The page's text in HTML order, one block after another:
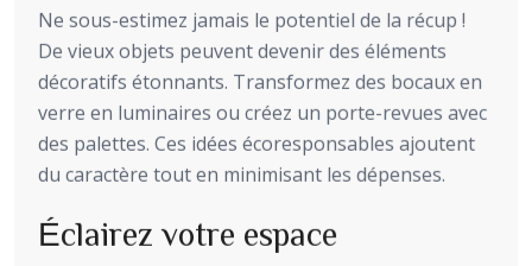
Ne sous-estimez jamais le potentiel de la récup !
De vieux objets peuvent devenir des éléments
décoratifs étonnants. Transformez des bocaux en
verre en luminaires ou créez un porte-revues avec
des palettes. Ces idées écoresponsables ajoutent
du caractère tout en minimisant les dépenses.
Éclairez votre espace